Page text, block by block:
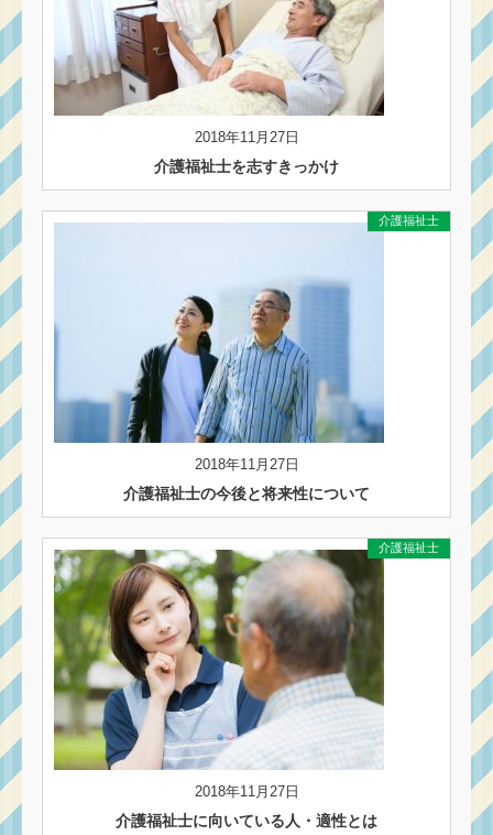
2018年11月27日
介護福祉士を志すきっかけ
介護福祉士
2018年11月27日
介護福祉士の今後と将来性について
介護福祉士
2018年11月27日
介護福祉士に向いている人・適性とは